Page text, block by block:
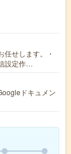
任せします。・
設定作…
ドキュメン